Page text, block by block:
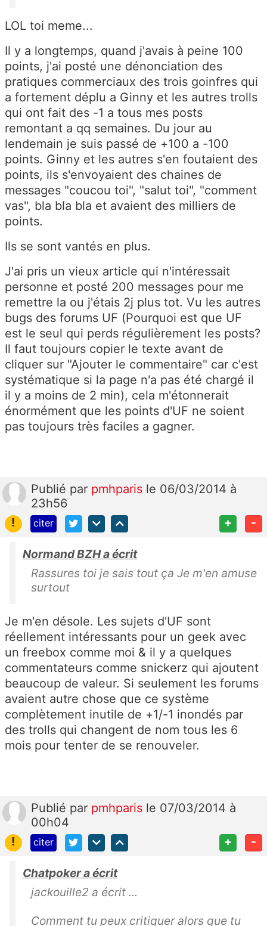
LOL toi meme...
Il y a longtemps, quand j'avais à peine 100
points, j'ai posté une dénonciation des
pratiques commerciaux des trois goinfres qui
a fortement déplu a Ginny et les autres trolls
qui ont fait des -1 a tous mes posts
remontant a qq semaines. Du jour au
lendemain je suis passé de +100 a -100
points. Ginny et les autres s'en foutaient des
points, ils s'envoyaient des chaines de
messages "coucou toi", "salut toi", "comment
vas", bla bla bla et avaient des milliers de
points.
Ils se sont vantés en plus.
J'ai pris un vieux article qui n'intéressait
personne et posté 200 messages pour me
remettre la ou j'étais 2j plus tot. Vu les autres
bugs des forums UF (Pourquoi est que UF
est le seul qui perds régulièrement les posts?
Il faut toujours copier le texte avant de
cliquer sur "Ajouter le commentaire" car c'est
systématique si la page n'a pas été chargé il
il y a moins de 2 min), cela m'étonnerait
énormément que les points d'UF ne soient
pas toujours très faciles a gagner.
Publié par pmhparis le 06/03/2014 à
23h56
!
citer + -
Normand BZH a écrit
Rassures toi je sais tout ça Je m'en amuse
surtout
Je m'en désole. Les sujets d'UF sont
réellement intéressants pour un geek avec
un freebox comme moi & il y a quelques
commentateurs comme snickerz qui ajoutent
beaucoup de valeur. Si seulement les forums
avaient autre chose que ce système
complètement inutile de +1/-1 inondés par
des trolls qui changent de nom tous les 6
mois pour tenter de se renouveler.
Publié par pmhparis le 07/03/2014 à
00h04
!
citer + -
Chatpoker a écrit
jackouille2 a écrit ...
Comment tu peux critiquer alors que tu